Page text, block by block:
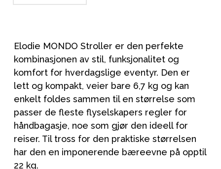
Elodie MONDO Stroller er den perfekte
kombinasjonen av stil, funksjonalitet og
komfort for hverdagslige eventyr. Den er
lett og kompakt, veier bare 6,7 kg og kan
enkelt foldes sammen til en størrelse som
passer de fleste flyselskapers regler for
håndbagasje, noe som gjør den ideell for
reiser. Til tross for den praktiske størrelsen
har den en imponerende bæreevne på opptil
22 kg.